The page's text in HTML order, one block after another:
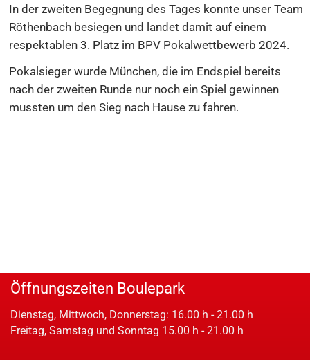
In der zweiten Begegnung des Tages konnte unser Team
Röthenbach besiegen und landet damit auf einem
respektablen 3. Platz im BPV Pokalwettbewerb 2024.
Pokalsieger wurde München, die im Endspiel bereits
nach der zweiten Runde nur noch ein Spiel gewinnen
mussten um den Sieg nach Hause zu fahren.
Öffnungszeiten Boulepark
Dienstag, Mittwoch, Donnerstag: 16.00 h - 21.00 h
Freitag, Samstag und Sonntag 15.00 h - 21.00 h